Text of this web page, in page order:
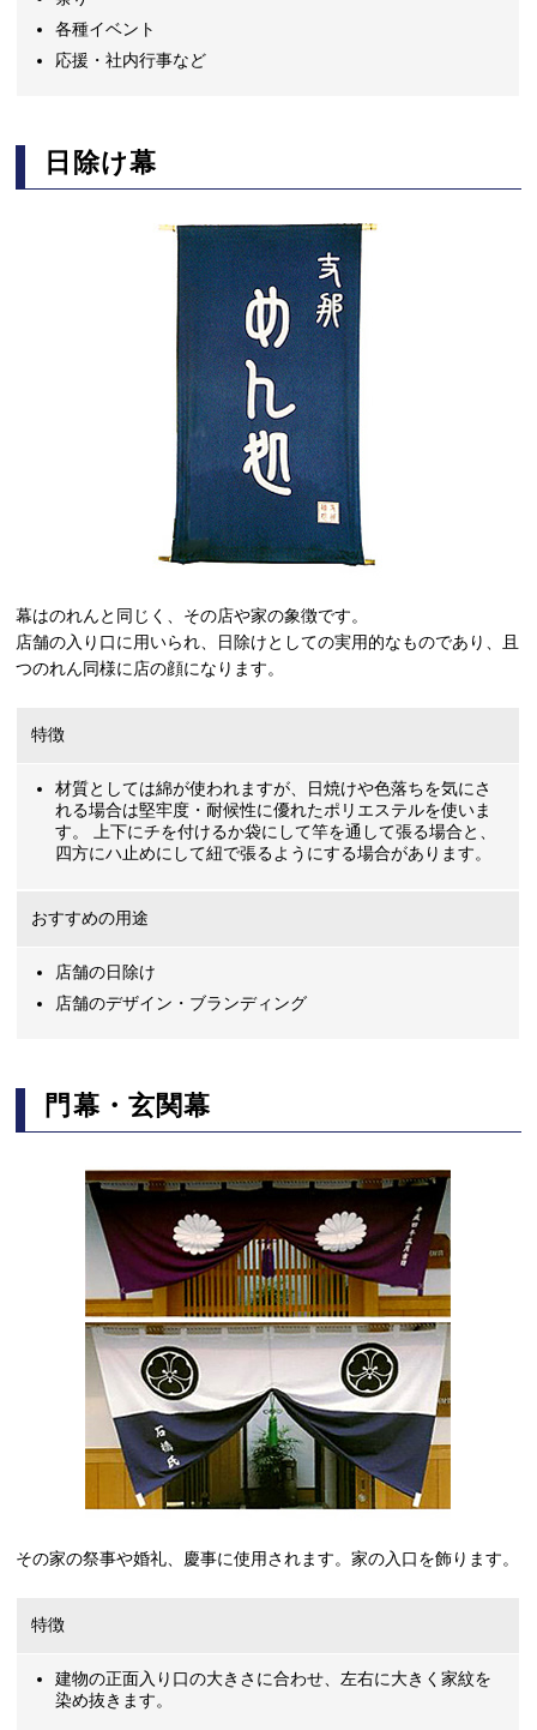
各種イベント
応援・社内行事など
日除け幕
幕はのれんと同じく、その店や家の象徴です。
店舗の入り口に用いられ、日除けとしての実用的なものであり、且
つのれん同様に店の顔になります。
特徴
材質としては綿が使われますが、日焼けや色落ちを気にさ
れる場合は堅牢度・耐候性に優れたポリエステルを使いま
す。 上下にチを付けるか袋にして竿を通して張る場合と、
四方にハ止めにして紐で張るようにする場合があります。
おすすめの用途
店舗の日除け
店舗のデザイン・ブランディング
門幕・玄関幕
その家の祭事や婚礼、慶事に使用されます。家の入口を飾ります。
特徴
建物の正面入り口の大きさに合わせ、左右に大きく家紋を
染め抜きます。